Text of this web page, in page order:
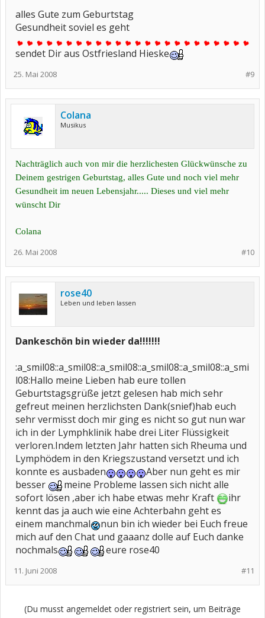
alles Gute zum Geburtstag
Gesundheit soviel es geht
sendet Dir aus Ostfriesland Hieske
#9
25. Mai 2008
Colana
Musikus
Nachträglich auch von mir die herzlichesten Glückwünsche zu
Deinem gestrigen Geburtstag, alles Gute und noch viel mehr
Gesundheit im neuen Lebensjahr..... Dieses und viel mehr
wünscht Dir
Colana
#10
26. Mai 2008
rose40
Leben und leben lassen
Dankeschön bin wieder da!!!!!!!
:a_smil08::a_smil08::a_smil08::a_smil08::a_smil08::a_smi
l08:Hallo meine Lieben hab eure tollen
Geburtstagsgrüße jetzt gelesen hab mich sehr
gefreut meinen herzlichsten Dank(snief)hab euch
sehr vermisst doch mir ging es nicht so gut nun war
ich in der Lymphklinik habe drei Liter Flüssigkeit
verloren.Indem letzten Jahr hatten sich Rheuma und
Lymphödem in den Kriegszustand versetzt und ich
konnte es ausbaden
Aber nun geht es mir
besser
meine Probleme lassen sich nicht alle
sofort lösen ,aber ich habe etwas mehr Kraft
ihr
kennt das ja auch wie eine Achterbahn geht es
einem manchmal
nun bin ich wieder bei Euch freue
mich auf den Chat und gaaanz dolle auf Euch danke
nochmals
eure rose40
#11
11. Juni 2008
(Du musst angemeldet oder registriert sein, um Beiträge